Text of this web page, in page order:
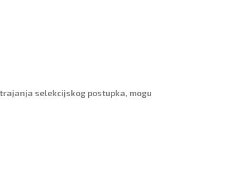
selekcijskog postupka, mogu